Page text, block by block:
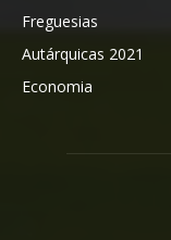
Freguesias
Autárquicas 2021
Economia